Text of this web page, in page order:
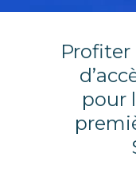
pour